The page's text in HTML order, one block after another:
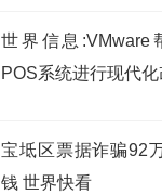
世界信息
POS系统进行现代化
宝坻区票据诈骗92
钱 世界快看